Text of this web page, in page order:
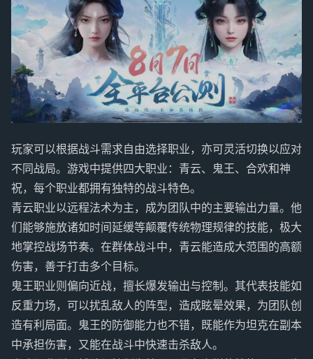
玩家可以根据战斗需求自由选择职业，亦可灵活切换以应对
不同战局。游戏中提供四大职业：青云、鬼王、合欢和神
祝，每个职业都拥有独特的战斗特色。
青云职业以远程法术为主，成为团队中的主要输出力量。他
们能够施放诸如时间延缓等颠覆传统物理规律的技能，极大
地掌控战场节奏。在群体战斗中，青云能造成大范围的高额
伤害，善于打击多个目标。
鬼王职业则偏向近战，擅长爆发输出与控制。其代表技能如
反重力场，可以扰乱敌人的阵型，造成眩晕效果，为团队创
造有利局面。鬼王的防御能力也不错，既能作为坦克在副本
中承担伤害，又能在战斗中快速击杀敌人。